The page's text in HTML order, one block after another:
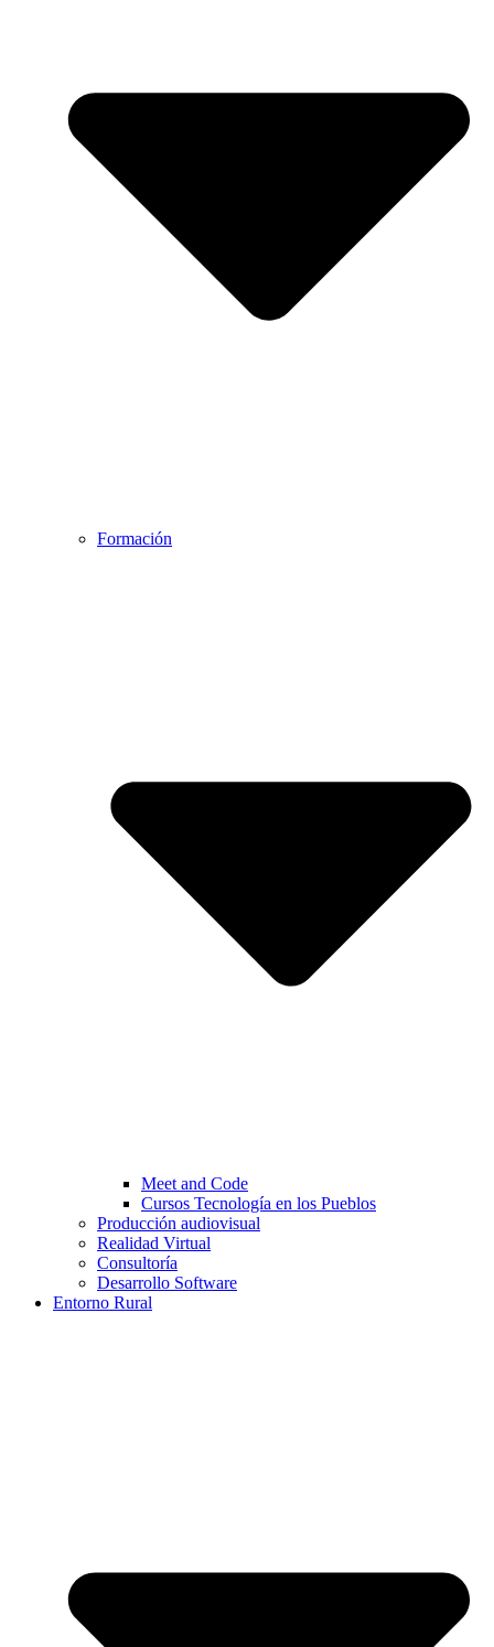
Formación
Meet and Code
Cursos Tecnología en los Pueblos
Producción audiovisual
Realidad Virtual
Consultoría
Desarrollo Software
Entorno Rural